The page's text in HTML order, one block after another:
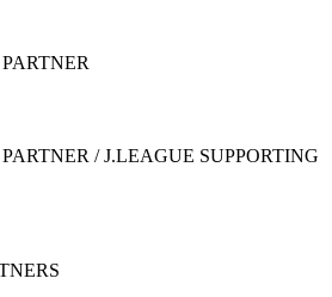
/ J.LEAGUE SUPPORTING